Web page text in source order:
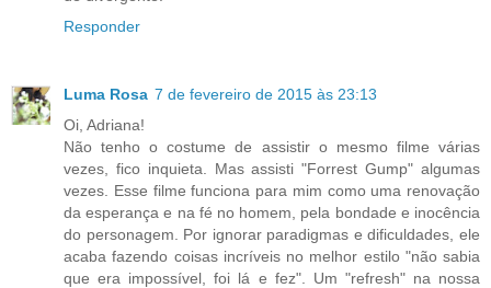
Responder
Luma Rosa 7 de fevereiro de 2015 às 23:13
Oi, Adriana!
Não tenho o costume de assistir o mesmo filme várias
vezes, fico inquieta. Mas assisti "Forrest Gump" algumas
vezes. Esse filme funciona para mim como uma renovação
da esperança e na fé no homem, pela bondade e inocência
do personagem. Por ignorar paradigmas e dificuldades, ele
acaba fazendo coisas incríveis no melhor estilo "não sabia
que era impossível, foi lá e fez". Um "refresh" na nossa